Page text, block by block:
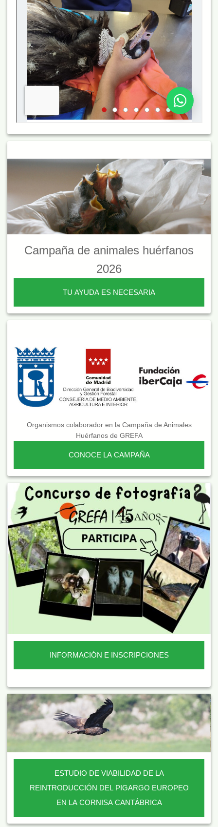
Campaña de animales huérfanos
2026
TU AYUDA ES NECESARIA
Organismos colaborador en la Campaña de Animales
Huérfanos de GREFA
CONOCE LA CAMPAÑA
INFORMACIÓN E INSCRIPCIONES
ESTUDIO DE VIABILIDAD DE LA
REINTRODUCCIÓN DEL PIGARGO EUROPEO
EN LA CORNISA CANTÁBRICA